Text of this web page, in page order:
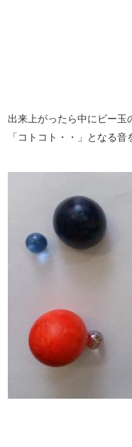
出来上がったら中にビー
「コトコト・・」となる音